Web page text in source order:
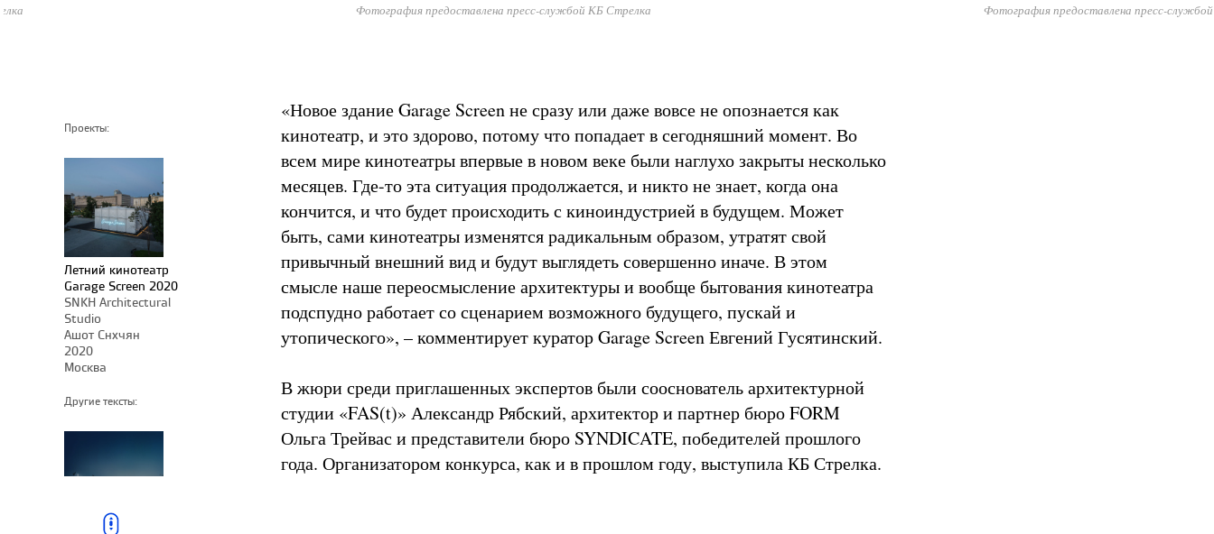
Проекты:
Летний кинотеатр
Garage Screen 2020
SNKH Architectural
Studio
Ашот Снхчян
2020
Москва
Другие тексты:
Фотография предоставлена пресс-службой КБ Стрелка Фотография предоставлена пресс-
«Новое здание Garage Screen не сразу или даже вовсе не опознается как
кинотеатр, и это здорово, потому что попадает в сегодняшний момент. Во
всем мире кинотеатры впервые в новом веке были наглухо закрыты несколько
месяцев. Где-то эта ситуация продолжается, и никто не знает, когда она
кончится, и что будет происходить с киноиндустрией в будущем. Может
быть, сами кинотеатры изменятся радикальным образом, утратят свой
привычный внешний вид и будут выглядеть совершенно иначе. В этом
смысле наше переосмысление архитектуры и вообще бытования кинотеатра
подспудно работает со сценарием возможного будущего, пускай и
утопического», – комментирует куратор Garage Screen Евгений Гусятинский.
В жюри среди приглашенных экспертов были сооснователь архитектурной
студии «FAS(t)» Александр Рябский, архитектор и партнер бюро FORM
Ольга Трейвас и представители бюро SYNDICATE, победителей прошлого
года. Организатором конкурса, как и в прошлом году, выступила КБ Стрелка.